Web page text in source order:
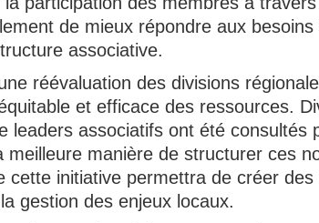
de mieux répondre aux besoins
associative.
réévaluation des divisions
et efficace des ressources.
leaders associatifs ont été consultés
manière de structurer ces
cette initiative permettra de créer
gestion des enjeux locaux.